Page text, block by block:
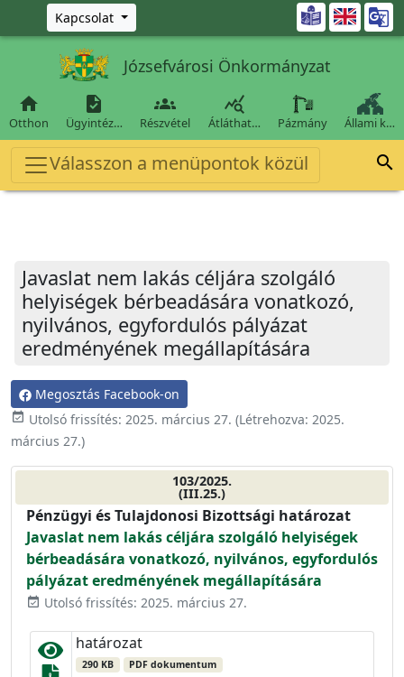
Ugrás a fő tartalomra
Kapcsolat 
Józsefvárosi Önkormányzat

Otthon

Ügyintéz…

Részvétel

Átláthat… Pázmány Állami k…
Válasszon a menüpontok közül 
Javaslat nem lakás céljára szolgáló
helyiségek bérbeadására vonatkozó,
nyilvános, egyfordulós pályázat
eredményének megállapítására
Megosztás Facebook-on
event_available Utolsó frissítés: 2025. március 27. (Létrehozva: 2025.
március 27.)
103/2025.
(III.25.)
Pénzügyi és Tulajdonosi Bizottsági határozat
Javaslat nem lakás céljára szolgáló helyiségek
bérbeadására vonatkozó, nyilvános, egyfordulós
pályázat eredményének megállapítására
event_available Utolsó frissítés: 2025. március 27.
határozat
290 KB PDF dokumentum